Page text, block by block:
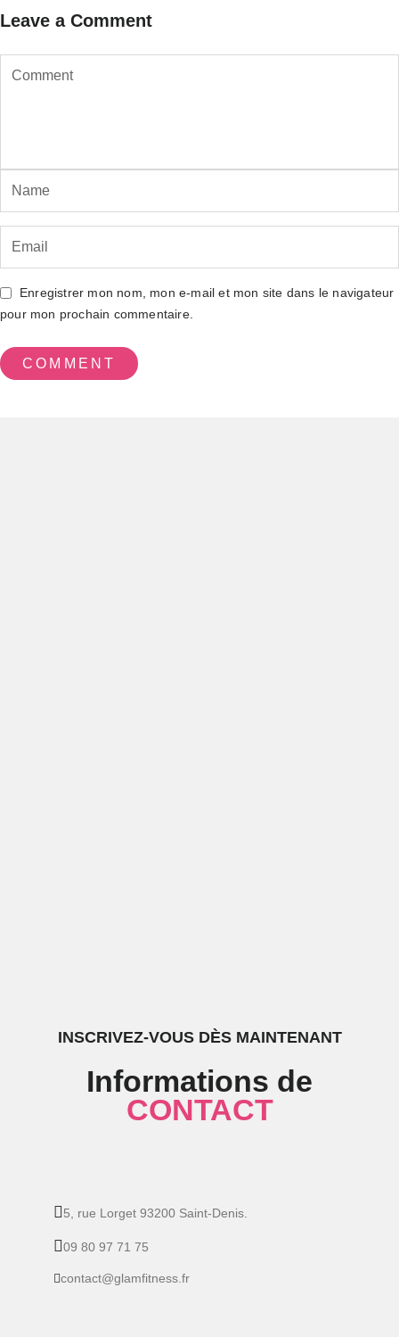
Leave a Comment
Enregistrer mon nom, mon e-mail et mon site dans le navigateur
pour mon prochain commentaire.
INSCRIVEZ-VOUS DÈS MAINTENANT
Informations de
CONTACT
5, rue Lorget 93200 Saint-Denis.
09 80 97 71 75
contact@glamfitness.fr